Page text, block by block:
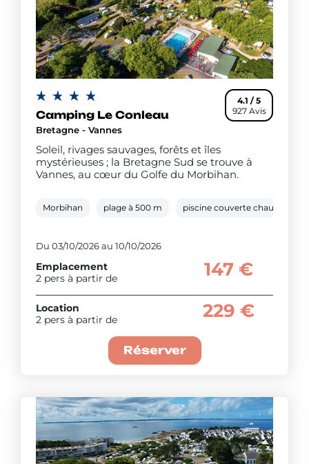
4.1 / 5
927 Avis
Camping Le Conleau
Bretagne - Vannes
Soleil, rivages sauvages, forêts et îles
mystérieuses ; la Bretagne Sud se trouve à
Vannes, au cœur du Golfe du Morbihan.
Morbihan plage à 500 m piscine couverte chauffée
Du 03/10/2026 au 10/10/2026
Emplacement
2 pers à partir de
147 €
Location
2 pers à partir de
229 €
Réserver